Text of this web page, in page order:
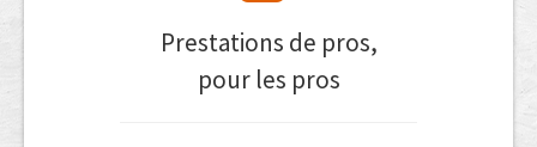
Prestations de pros,
pour les pros